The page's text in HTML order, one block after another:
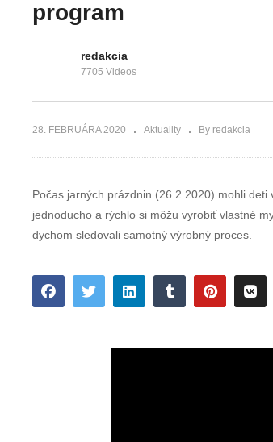
ulicami mesta
program
redakcia
7705 Videos
28. FEBRUÁRA 2020 Aktuality By redakcia
Počas jarných prázdnin (26.2.2020) mohli
jednoducho a rýchlo si môžu vyrobiť vlastné
dychom sledovali samotný výrobný proces.